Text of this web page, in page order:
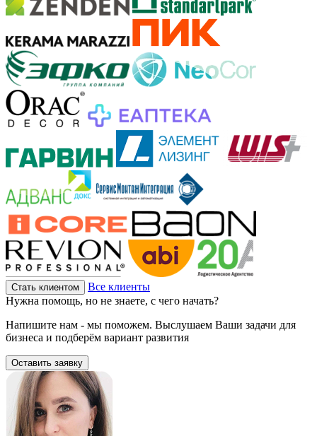
Стать клиентом
Все клиенты
Нужна помощь, но не знаете, с чего начать?
Напишите нам - мы поможем. Выслушаем Ваши задачи для
бизнеса и подберём вариант развития
Оставить заявку